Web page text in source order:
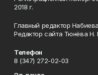
2018 г.
Главный редактор
Редактор сайта Тюнёва Н.
Телефон
8 (347) 272-02-03